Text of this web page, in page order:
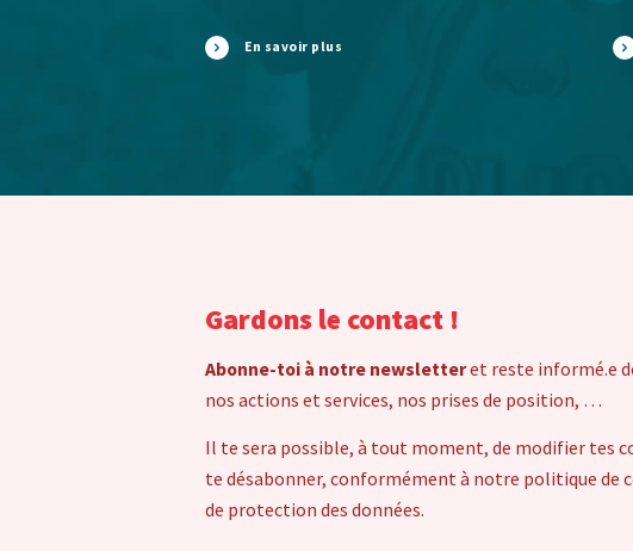
En savoir plus
Gardons le contact !
Abonne-toi à notre newsletteret reste informé.e
nos actions et services, nos prises de position, …
Il te sera possible, à tout moment, de modifier tes
te désabonner, conformément à notre politique de
de protection des données.